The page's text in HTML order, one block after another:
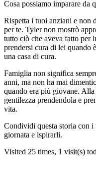
Cosa possiamo imparare da
Rispetta i tuoi anziani e non
per te. Tyler non mostrò
tutto ciò che aveva fatto per
prendersi cura di lei quando
una casa di cura.
Famiglia non significa
anni, ma non ha mai
quando era più giovane.
gentilezza prendendola e
vita.
Condividi questa storia con
giornata e ispirarli.
Visited 25 times, 1 visit(s)